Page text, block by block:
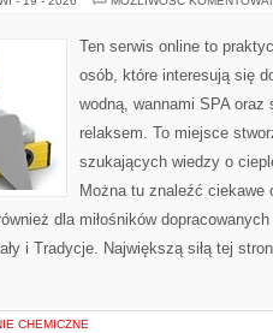
Ten serwis online to
osób, które interesują się
wodną, wannami SPA oraz
relaksem. To miejsce
szukających wiedzy o
Można tu znaleźć ciekawe
dla miłośników
i Tradycje. Największą siłą tej
CHEMICZNE